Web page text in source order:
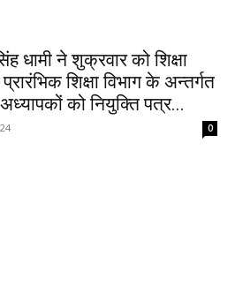
धामी ने शुक्रवार को शिक्षा
शिक्षा विभाग के अन्तर्गत
को नियुक्ति पत्र...
0